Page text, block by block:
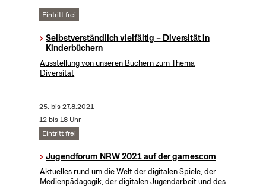
Eintritt frei
Selbstverständlich vielfältig – Diversität in
Kinderbüchern
Ausstellung von unseren Büchern zum Thema
Diversität
25. bis27.8.2021
12 bis 18 Uhr
Eintritt frei
Jugendforum NRW 2021 auf der gamescom
Aktuelles rund um die Welt der digitalen Spiele, der
Medienpädagogik, der digitalen Jugendarbeit und des